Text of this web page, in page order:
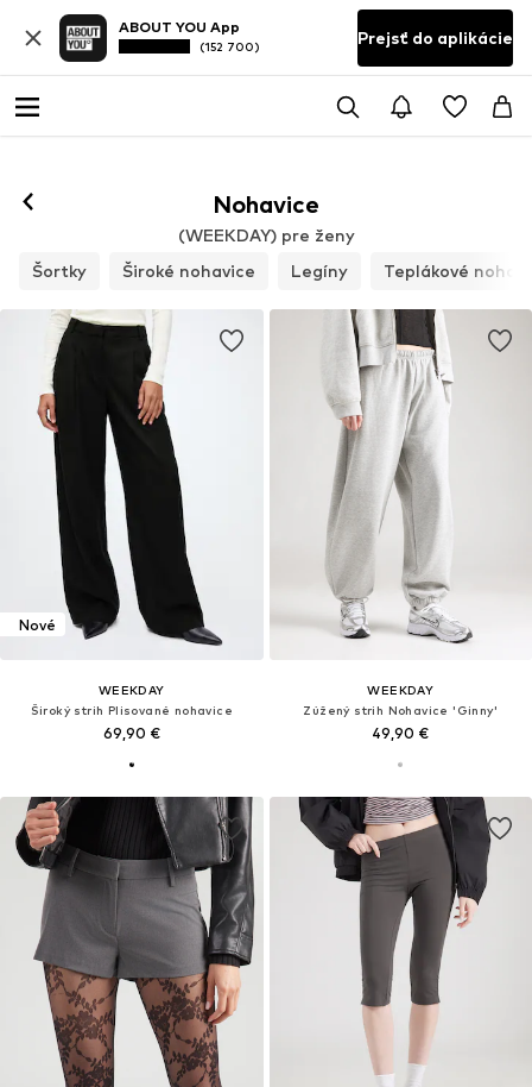
ABOUT YOU App
(152 700) Prejsť do aplikácie
Nohavice
(WEEKDAY) pre ženy
Šortky
Široké nohavice Legíny Teplákové
Nové
WEEKDAY
Široký strih Plisované nohavice
69,90 €
WEEKDAY
Zúžený strih Nohavice 'Ginny'
49,90 €